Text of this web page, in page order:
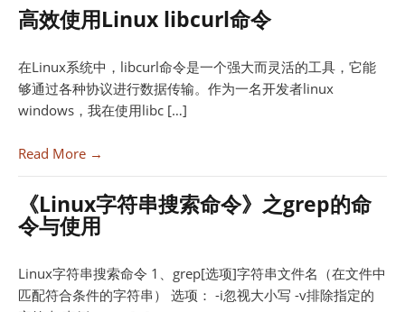
高效使用Linux libcurl命令
在Linux系统中，libcurl命令是一个强大而灵活的工具，它能
够通过各种协议进行数据传输。作为一名开发者linux
windows，我在使用libc […]
Read More →
《Linux字符串搜索命令》之grep的命
令与使用
Linux字符串搜索命令 1、grep[选项]字符串文件名（在文件中
匹配符合条件的字符串） 选项： -i忽视大小写 -v排除指定的